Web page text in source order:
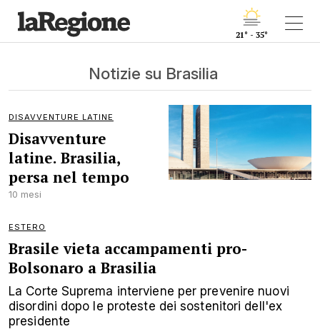
21° - 35°
Notizie su Brasilia
DISAVVENTURE LATINE
Disavventure
latine. Brasilia,
persa nel tempo
10 mesi
ESTERO
Brasile vieta accampamenti pro-
Bolsonaro a Brasilia
La Corte Suprema interviene per prevenire nuovi
disordini dopo le proteste dei sostenitori dell'ex
presidente